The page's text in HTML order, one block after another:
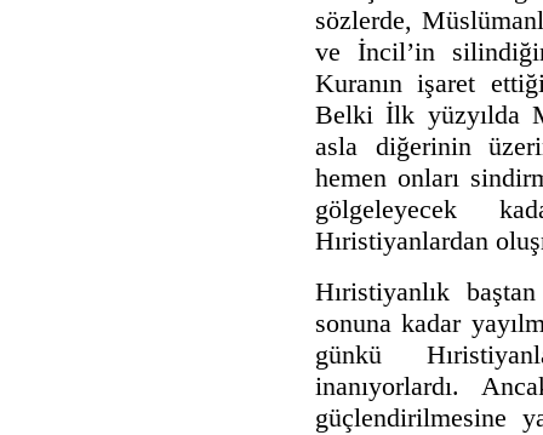
sözlerde,
ve İncil’in
Kuranın işaret
Belki İlk yüzyılda
asla diğerinin
hemen onları
gölgeleyecek
Hıristiyanlardan
Hıristiyanlık
sonuna kadar
günkü
inanıyorlardı.
güçlendirilmesine